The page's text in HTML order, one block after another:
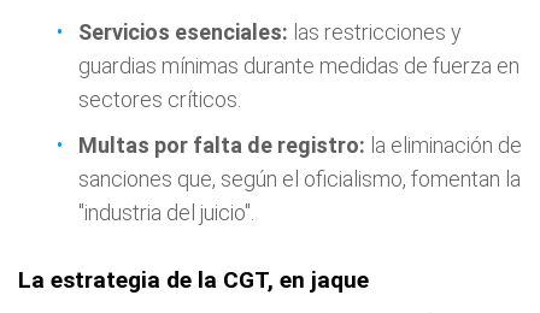
Servicios esenciales: las restricciones y
guardias mínimas durante medidas de fuerza en
sectores críticos.
Multas por falta de registro: la eliminación de
sanciones que, según el oficialismo, fomentan la
"industria del juicio".
La estrategia de la CGT, en jaque